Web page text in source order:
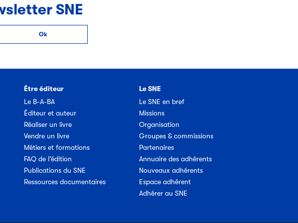
SNE
Être éditeur
Le B-A-BA
Éditeur et auteur
Réaliser un livre
Vendre un livre
Métiers et formations
FAQ de l'édition
Publications du SNE
Ressources documentaires
Le SNE
Le SNE en bref
Missions
Organisation
Groupes & commissions
Partenaires
Annuaire des adhérents
Nouveaux adhérents
Espace adhérent
Adhérer au SNE